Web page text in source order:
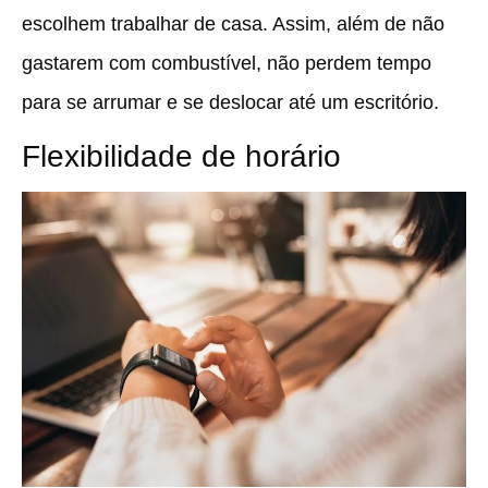
escolhem trabalhar de casa. Assim, além de não
gastarem com combustível, não perdem tempo
para se arrumar e se deslocar até um escritório.
Flexibilidade de horário